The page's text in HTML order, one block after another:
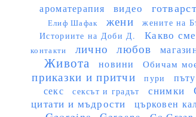
ароматерапия видео
Елиф Шафак жени жените на
Историите на Доби Д. Какво
контакти лично любов
Живота
новини Обичам
приказки и притчи
пури
секс сексът и градът снимки
цитати и мъдрости църковен